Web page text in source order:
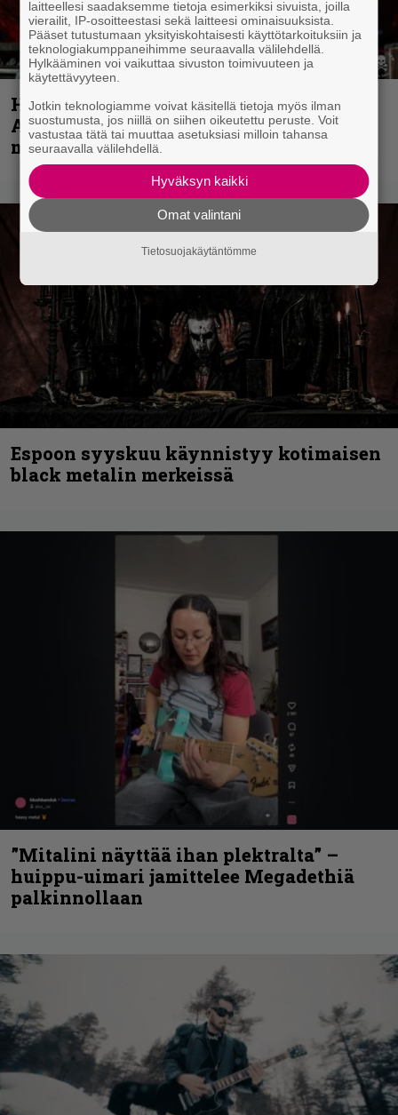
Hellsinki Metal Festival kuvina, osa 1 –
Accept, Carcass, Black Label Society ja
muita avauspäivän esiintyjiä
Espoon syyskuu käynnistyy kotimaisen
black metalin merkeissä
”Mitalini näyttää ihan plektralta” –
huippu-uimari jamittelee Megadethiä
palkinnollaan
laitteellesi saadaksemme tietoja esimerkiksi sivuista, joilla
vierailit, IP-osoitteestasi sekä laitteesi ominaisuuksista.
Pääset tutustumaan yksityiskohtaisesti käyttötarkoituksiin ja
teknologiakumppaneihimme seuraavalla välilehdellä.
Hylkääminen voi vaikuttaa sivuston toimivuuteen ja
käytettävyyteen.
Jotkin teknologiamme voivat käsitellä tietoja myös ilman
suostumusta, jos niillä on siihen oikeutettu peruste. Voit
vastustaa tätä tai muuttaa asetuksiasi milloin tahansa
seuraavalla välilehdellä.
Hyväksyn kaikki
Omat valintani
Tietosuojakäytäntömme